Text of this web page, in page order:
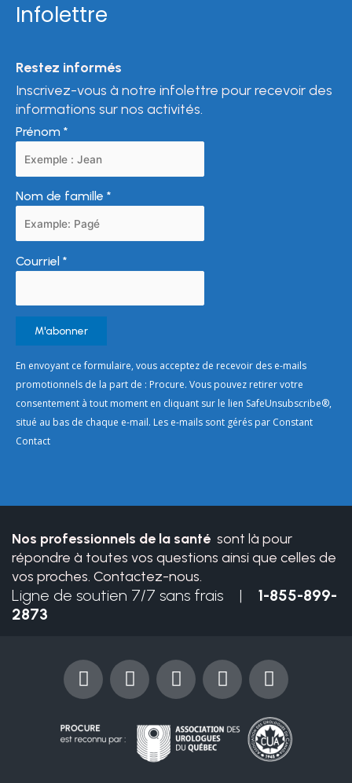
Infolettre
Restez informés
Inscrivez-vous à notre infolettre pour recevoir des
informations sur nos activités.
Prénom *
Nom de famille *
Courriel *
Constant
Contact
Use.
Please
leave
En envoyant ce formulaire, vous acceptez de recevoir des e-mails
promotionnels de la part de : Procure. Vous pouvez retirer votre
consentement à tout moment en cliquant sur le lien SafeUnsubscribe®,
situé au bas de chaque e-mail. Les e-mails sont gérés par Constant
Contact
Nos professionnels de la santé sont là pour
répondre à toutes vos questions ainsi que celles de
vos proches. Contactez-nous.
Ligne de soutien 7/7 sans frais | 1-855-899-
2873
F
a
e
b
Y
o
u
I
n
t
a
X
-
w
L
i
k
e
d